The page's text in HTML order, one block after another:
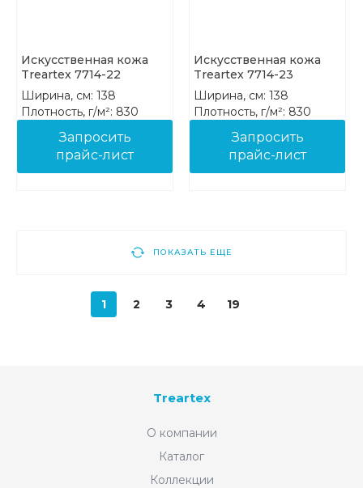
Искусственная кожа
Treartex 7714-22
Ширина, см: 138
Плотность, г/м²: 830
Запросить
прайс-лист
Искусственная кожа
Treartex 7714-23
Ширина, см: 138
Плотность, г/м²: 830
Запросить
прайс-лист
ПОКАЗАТЬ ЕЩЕ
1 2 3 4 19
Treartex
О компании
Каталог
Коллекции